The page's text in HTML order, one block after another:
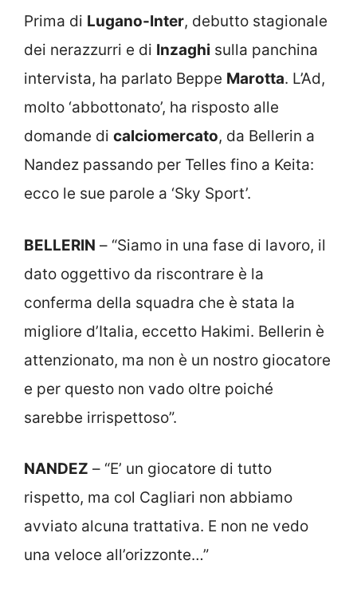
Prima di Lugano-Inter, debutto stagionale
dei nerazzurri e di Inzaghi sulla panchina
intervista, ha parlato Beppe Marotta. L’Ad,
molto ‘abbottonato’, ha risposto alle
domande di calciomercato, da Bellerin a
Nandez passando per Telles fino a Keita:
ecco le sue parole a ‘Sky Sport’.
BELLERIN – “Siamo in una fase di lavoro, il
dato oggettivo da riscontrare è la
conferma della squadra che è stata la
migliore d’Italia, eccetto Hakimi. Bellerin è
attenzionato, ma non è un nostro giocatore
e per questo non vado oltre poiché
sarebbe irrispettoso”.
NANDEZ – “E’ un giocatore di tutto
rispetto, ma col Cagliari non abbiamo
avviato alcuna trattativa. E non ne vedo
una veloce all’orizzonte…”